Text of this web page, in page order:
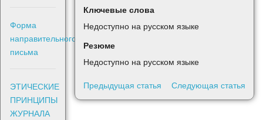
Войти
Форма
направительного
письма
ЭТИЧЕСКИЕ
ПРИНЦИПЫ
ЖУРНАЛА
Ключевые слова
Недоступно на русском языке
Резюме
Недоступно на русском языке
Предыдущая статья
Следующая статья